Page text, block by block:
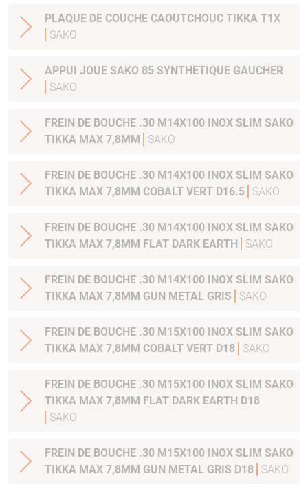
PLAQUE DE COUCHE CAOUTCHOUC TIKKA T1X
SAKO
APPUI JOUE SAKO 85 SYNTHETIQUE GAUCHER
SAKO
FREIN DE BOUCHE .30 M14X100 INOX SLIM SAKO
TIKKA MAX 7,8MM
SAKO
FREIN DE BOUCHE .30 M14X100 INOX SLIM SAKO
TIKKA MAX 7,8MM COBALT VERT D16.5
SAKO
FREIN DE BOUCHE .30 M14X100 INOX SLIM SAKO
TIKKA MAX 7,8MM FLAT DARK EARTH
SAKO
FREIN DE BOUCHE .30 M14X100 INOX SLIM SAKO
TIKKA MAX 7,8MM GUN METAL GRIS
SAKO
FREIN DE BOUCHE .30 M15X100 INOX SLIM SAKO
TIKKA MAX 7,8MM COBALT VERT D18
SAKO
FREIN DE BOUCHE .30 M15X100 INOX SLIM SAKO
TIKKA MAX 7,8MM FLAT DARK EARTH D18
SAKO
FREIN DE BOUCHE .30 M15X100 INOX SLIM SAKO
TIKKA MAX 7,8MM GUN METAL GRIS D18
SAKO